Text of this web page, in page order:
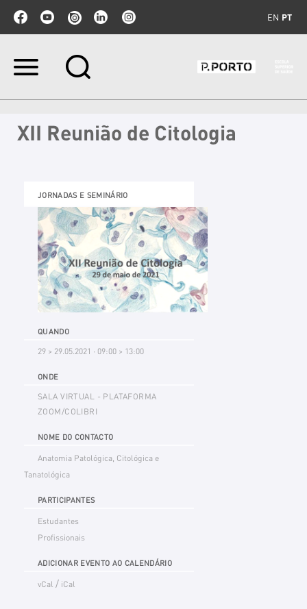
EN PT
Ir
Ir
para
XII Reunião de Citologia
JORNADAS E SEMINÁRIO
QUANDO
29 > 29.05.2021 · 09:00 > 13:00
ONDE
SALA VIRTUAL - PLATAFORMA
ZOOM/COLIBRI
NOME DO CONTACTO
Anatomia Patológica, Citológica e
Tanatológica
PARTICIPANTES
Estudantes
Profissionais
ADICIONAR EVENTO AO CALENDÁRIO
vCal / iCal